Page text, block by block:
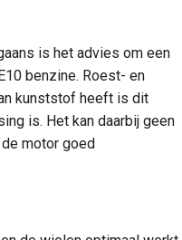
is het advies om een
benzine. Roest- en
kunststof heeft is dit
is. Het kan daarbij geen
motor goed